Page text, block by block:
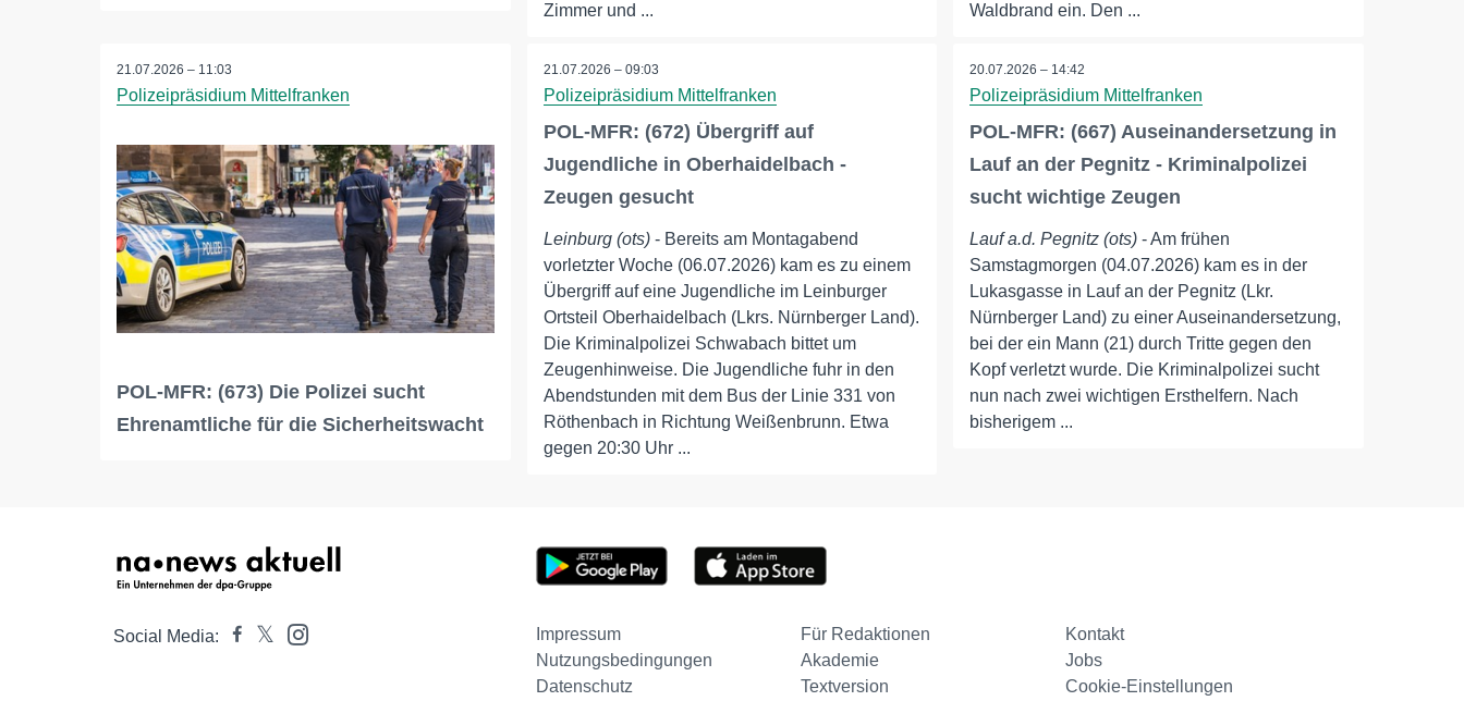
Zimmer und ...
Waldbrand ein. Den ...
21.07.2026 – 11:03
Polizeipräsidium Mittelfranken
POL-MFR: (673) Die Polizei sucht
Ehrenamtliche für die Sicherheitswacht
21.07.2026 – 09:03
Polizeipräsidium Mittelfranken
POL-MFR: (672) Übergriff auf
Jugendliche in Oberhaidelbach -
Zeugen gesucht
Leinburg (ots)- Bereits am Montagabend
vorletzter Woche (06.07.2026) kam es zu einem
Übergriff auf eine Jugendliche im Leinburger
Ortsteil Oberhaidelbach (Lkrs. Nürnberger Land).
Die Kriminalpolizei Schwabach bittet um
Zeugenhinweise. Die Jugendliche fuhr in den
Abendstunden mit dem Bus der Linie 331 von
Röthenbach in Richtung Weißenbrunn. Etwa
gegen 20:30 Uhr ...
20.07.2026 – 14:42
Polizeipräsidium Mittelfranken
POL-MFR: (667) Auseinandersetzung in
Lauf an der Pegnitz - Kriminalpolizei
sucht wichtige Zeugen
Lauf a.d. Pegnitz (ots) - Am frühen
Samstagmorgen (04.07.2026) kam es in der
Lukasgasse in Lauf an der Pegnitz (Lkr.
Nürnberger Land) zu einer Auseinandersetzung,
bei der ein Mann (21) durch Tritte gegen den
Kopf verletzt wurde. Die Kriminalpolizei sucht
nun nach zwei wichtigen Ersthelfern. Nach
bisherigem ...
Social Media: Impressum Für Redaktionen
Kontakt
Nutzungsbedingungen
Akademie
Jobs
Datenschutz
Textversion Cookie-Einstellungen